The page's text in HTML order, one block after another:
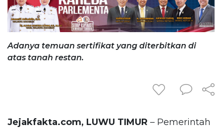
Adanya temuan sertifikat yang diterbitkan di
atas tanah restan.
Jejakfakta.com, LUWU TIMUR – Pemerintah